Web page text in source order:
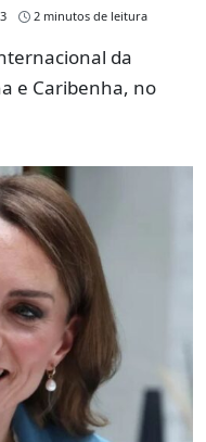
2 minutos de leitura
da
e Caribenha, no